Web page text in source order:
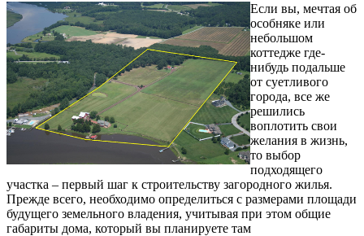
Если вы, мечтая об
особняке или
небольшом
коттедже где-
нибудь подальше
от суетливого
города, все же
решились
воплотить свои
желания в жизнь,
то выбор
подходящего
участка – первый шаг к строительству загородного жилья.
Прежде всего, необходимо определиться с размерами площади
будущего земельного владения, учитывая при этом общие
габариты дома, который вы планируете там